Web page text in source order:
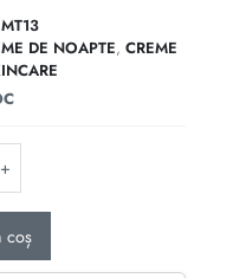
MT13
DE NOAPTE, CREME
coș